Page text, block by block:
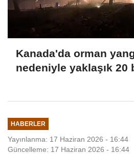
Kanada'da orman
nedeniyle yaklaşık
HABERLER
Yayınlanma: 17 Haziran 2026 - 16:44
Güncelleme: 17 Haziran 2026 - 16:44